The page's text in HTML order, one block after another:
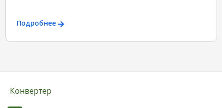
Подробнее
Конвертер